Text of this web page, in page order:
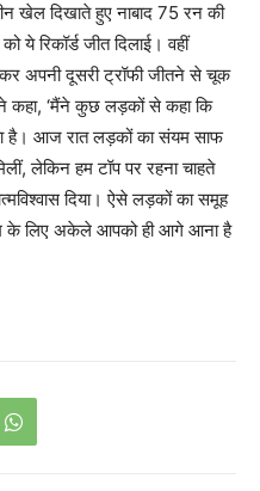
खेल दिखाते हुए नाबाद 75 रन की
ये रिकॉर्ड जीत दिलाई। वहीं
अपनी दूसरी ट्रॉफी जीतने से चूक
कहा, ‘मैंने कुछ लड़कों से कहा कि
है। आज रात लड़कों का संयम साफ
लेकिन हम टॉप पर रहना चाहते
दिया। ऐसे लड़कों का समूह
के लिए अकेले आपको ही आगे आना है